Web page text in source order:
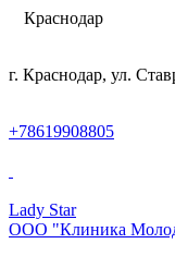
Краснодар
г. Краснодар, ул.
+78619908805
Lady Star
ООО "Клиника